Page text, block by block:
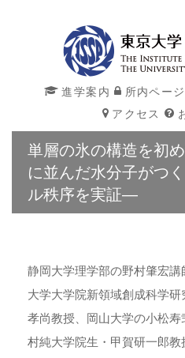
進学案内 所内ページ
アクセス
単層の氷の構造を初
に並んだ水分子がつ
ル秩序を実証―
静岡大学理学部の野村肇宏
大学大学院新領域創成科学
孝尚教授、岡山大学の小松
村純大学院生・甲賀研一郎